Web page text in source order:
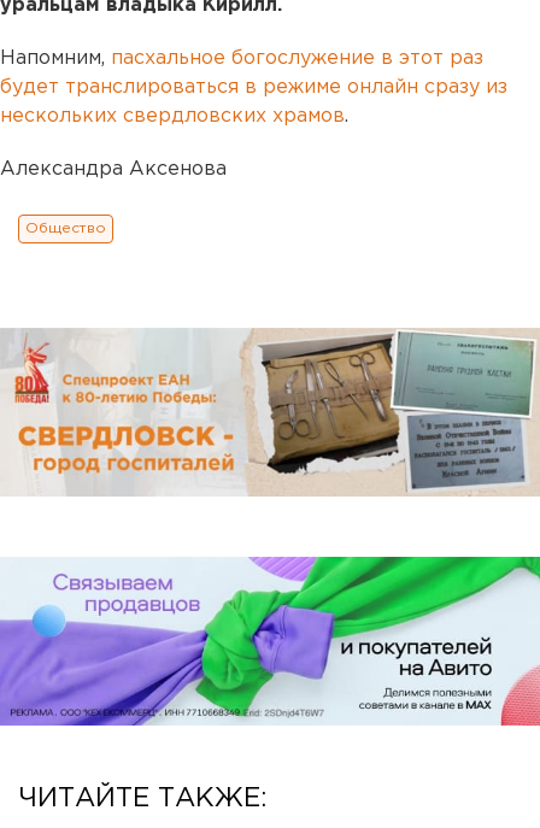
уральцам владыка Кирилл.
Напомним, пасхальное богослужение в этот раз
будет транслироваться в режиме онлайн сразу из
нескольких свердловских храмов.
Александра Аксенова
Общество
ЧИТАЙТЕ ТАКЖЕ: